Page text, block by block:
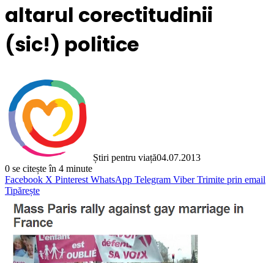
altarul corectitudinii
(sic!) politice
Știri pentru viață04.07.2013
0 se citește în 4 minute
Facebook X Pinterest WhatsApp Telegram Viber Trimite prin email
Tipărește